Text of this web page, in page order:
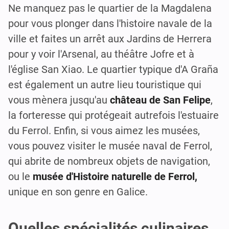
Ne manquez pas le quartier de la Magdalena
pour vous plonger dans l'histoire navale de la
ville et faites un arrêt aux Jardins de Herrera
pour y voir l'Arsenal, au théâtre Jofre et à
l'église San Xiao. Le quartier typique d'A Graña
est également un autre lieu touristique qui
vous mènera jusqu'au château de San Felipe,
la forteresse qui protégeait autrefois l'estuaire
du Ferrol. Enfin, si vous aimez les musées,
vous pouvez visiter le musée naval de Ferrol,
qui abrite de nombreux objets de navigation,
ou le musée d'Histoire naturelle de Ferrol,
unique en son genre en Galice.